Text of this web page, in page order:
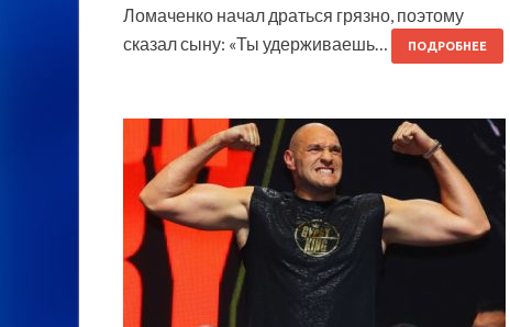
Ломаченко начал драться грязно, поэтому
сказал сыну: «Ты удерживаешь…
ПОДРОБНЕЕ